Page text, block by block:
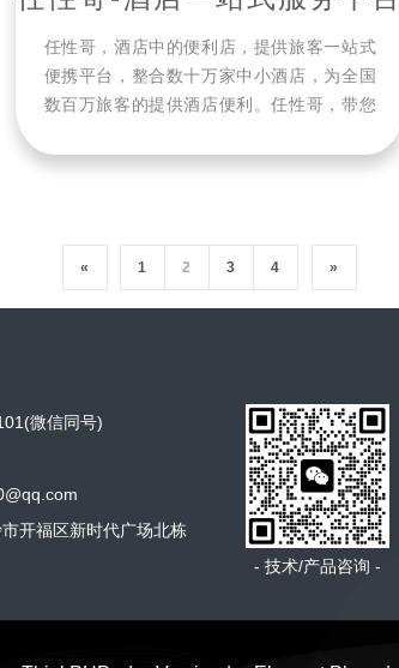
任性哥，酒店中的便利店，提供旅客一站式
便携平台，整合数十万家中小酒店，为全国
数百万旅客的提供酒店便利。任性哥，带您
« 1 2 3 4 »
微信同号)
开福区新时代广场北栋
- 技术/产品咨询 -